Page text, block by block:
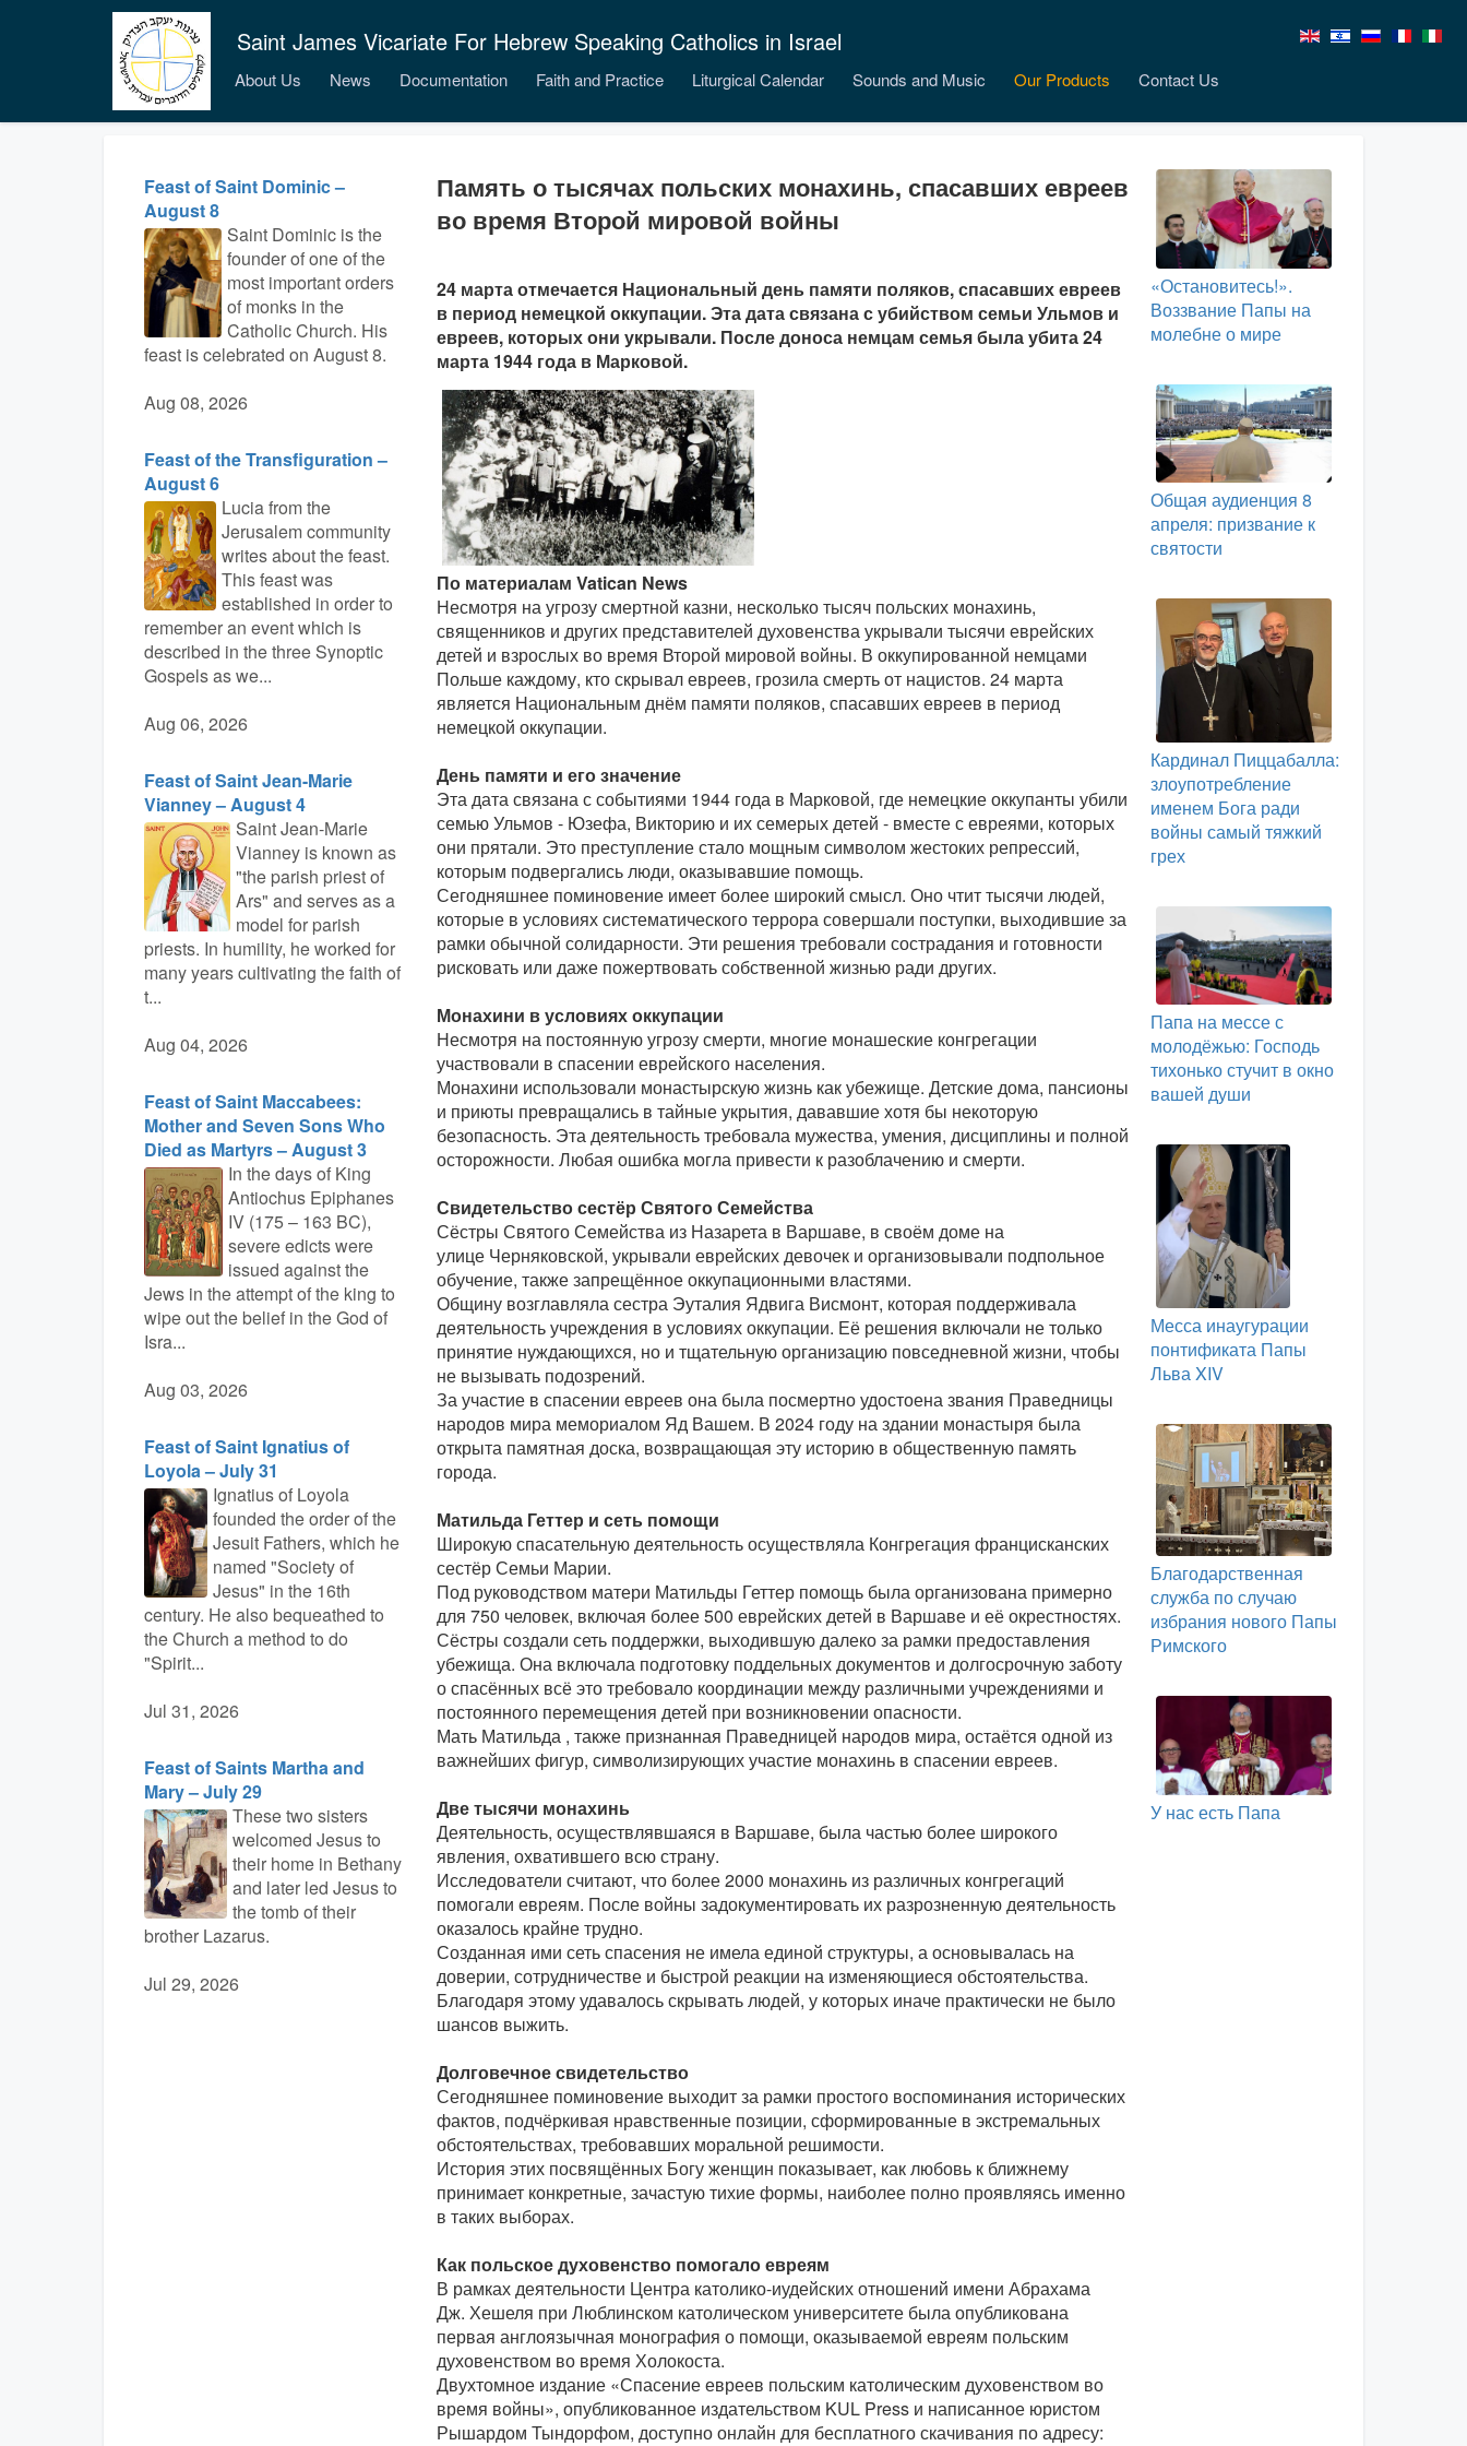
Saint James Vicariate For Hebrew Speaking Catholics in Israel
About Us News Documentation Faith and Practice Liturgical Calendar Sounds and Music Our Products Contact Us
Feast of Saint Dominic –
August 8
Saint Dominic is the
founder of one of the
most important orders
of monks in the
Catholic Church. His
feast is celebrated on August 8.
Aug 08, 2026
Feast of the Transfiguration –
August 6
Lucia from the
Jerusalem community
writes about the feast.
This feast was
established in order to
remember an event which is
described in the three Synoptic
Gospels as we...
Aug 06, 2026
Feast of Saint Jean-Marie
Vianney – August 4
Saint Jean-Marie
Vianney is known as
"the parish priest of
Ars" and serves as a
model for parish
priests. In humility, he worked for
many years cultivating the faith of
t...
Aug 04, 2026
Feast of Saint Maccabees:
Mother and Seven Sons Who
Died as Martyrs – August 3
In the days of King
Antiochus Epiphanes
IV (175 – 163 BC),
severe edicts were
issued against the
Jews in the attempt of the king to
wipe out the belief in the God of
Isra...
Aug 03, 2026
Feast of Saint Ignatius of
Loyola – July 31
Ignatius of Loyola
founded the order of the
Jesuit Fathers, which he
named "Society of
Jesus" in the 16th
century. He also bequeathed to
the Church a method to do
"Spirit...
Jul 31, 2026
Feast of Saints Martha and
Mary – July 29
These two sisters
welcomed Jesus to
their home in Bethany
and later led Jesus to
the tomb of their
brother Lazarus.
Jul 29, 2026
Память о тысячах польских монахинь, спасавших евреев
во время Второй мировой войны
24 марта отмечается Национальный день памяти поляков, спасавших евреев
в период немецкой оккупации. Эта дата связана с убийством семьи Ульмов и
евреев, которых они укрывали. После доноса немцам семья была убита 24
марта 1944 года в Марковой.
По материалам Vatican News
Несмотря на угрозу смертной казни, несколько тысяч польских монахинь,
священников и других представителей духовенства укрывали тысячи еврейских
детей и взрослых во время Второй мировой войны. В оккупированной немцами
Польше каждому, кто скрывал евреев, грозила смерть от нацистов. 24 марта
является Национальным днём памяти поляков, спасавших евреев в период
немецкой оккупации.
День памяти и его значение
Эта дата связана с событиями 1944 года в Марковой, где немецкие оккупанты убили
семью Ульмов - Юзефа, Викторию и их семерых детей - вместе с евреями, которых
они прятали. Это преступление стало мощным символом жестоких репрессий,
которым подвергались люди, оказывавшие помощь.
Сегодняшнее поминовение имеет более широкий смысл. Оно чтит тысячи людей,
которые в условиях систематического террора совершали поступки, выходившие за
рамки обычной солидарности. Эти решения требовали сострадания и готовности
рисковать или даже пожертвовать собственной жизнью ради других.
Монахини в условиях оккупации
Несмотря на постоянную угрозу смерти, многие монашеские конгрегации
участвовали в спасении еврейского населения.
Монахини использовали монастырскую жизнь как убежище. Детские дома, пансионы
и приюты превращались в тайные укрытия, дававшие хотя бы некоторую
безопасность. Эта деятельность требовала мужества, умения, дисциплины и полной
осторожности. Любая ошибка могла привести к разоблачению и смерти.
Свидетельство сестёр Святого Семейства
Сёстры Святого Семейства из Назарета в Варшаве, в своём доме на
улице Черняковской, укрывали еврейских девочек и организовывали подпольное
обучение, также запрещённое оккупационными властями.
Общину возглавляла сестра Эуталия Ядвига Висмонт, которая поддерживала
деятельность учреждения в условиях оккупации. Её решения включали не только
принятие нуждающихся, но и тщательную организацию повседневной жизни, чтобы
не вызывать подозрений.
За участие в спасении евреев она была посмертно удостоена звания Праведницы
народов мира мемориалом Яд Вашем. В 2024 году на здании монастыря была
открыта памятная доска, возвращающая эту историю в общественную память
города.
Матильда Геттер и сеть помощи
Широкую спасательную деятельность осуществляла Конгрегация францисканских
сестёр Семьи Марии.
Под руководством матери Матильды Геттер помощь была организована примерно
для 750 человек, включая более 500 еврейских детей в Варшаве и её окрестностях.
Сёстры создали сеть поддержки, выходившую далеко за рамки предоставления
убежища. Она включала подготовку поддельных документов и долгосрочную заботу
о спасённых всё это требовало координации между различными учреждениями и
постоянного перемещения детей при возникновении опасности.
Мать Матильда , также признанная Праведницей народов мира, остаётся одной из
важнейших фигур, символизирующих участие монахинь в спасении евреев.
Две тысячи монахинь
Деятельность, осуществлявшаяся в Варшаве, была частью более широкого
явления, охватившего всю страну.
Исследователи считают, что более 2000 монахинь из различных конгрегаций
помогали евреям. После войны задокументировать их разрозненную деятельность
оказалось крайне трудно.
Созданная ими сеть спасения не имела единой структуры, а основывалась на
доверии, сотрудничестве и быстрой реакции на изменяющиеся обстоятельства.
Благодаря этому удавалось скрывать людей, у которых иначе практически не было
шансов выжить.
Долговечное свидетельство
Сегодняшнее поминовение выходит за рамки простого воспоминания исторических
фактов, подчёркивая нравственные позиции, сформированные в экстремальных
обстоятельствах, требовавших моральной решимости.
История этих посвящённых Богу женщин показывает, как любовь к ближнему
принимает конкретные, зачастую тихие формы, наиболее полно проявляясь именно
в таких выборах.
Как польское духовенство помогало евреям
В рамках деятельности Центра католико-иудейских отношений имени Абрахама
Дж. Хешеля при Люблинском католическом университете была опубликована
первая англоязычная монография о помощи, оказываемой евреям польским
духовенством во время Холокоста.
Двухтомное издание «Спасение евреев польским католическим духовенством во
время войны», опубликованное издательством KUL Press и написанное юристом
Рышардом Тындорфом, доступно онлайн для бесплатного скачивания по адресу:
«Остановитесь!».
Воззвание Папы на
молебне о мире
Общая аудиенция 8
апреля: призвание к
святости
Кардинал Пиццабалла:
злоупотребление
именем Бога ради
войны самый тяжкий
грех
Папа на мессе с
молодёжью: Господь
тихонько стучит в окно
вашей души
Месса инаугурации
понтификата Папы
Льва XIV
Благодарственная
служба по случаю
избрания нового Папы
Римского
У нас есть Папа